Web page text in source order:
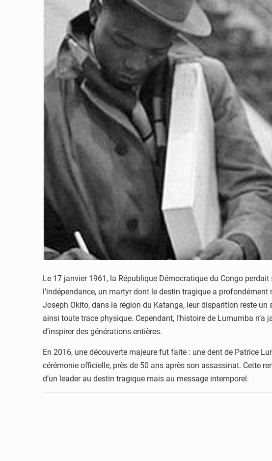
Le 17 janvier 1961, la République Démocratique du Congo
l’indépendance, un martyr dont le destin tragique a
Joseph Okito, dans la région du Katanga, leur disparition reste
ainsi toute trace physique. Cependant, l’histoire de Lumumba
d’inspirer des générations entières.
En 2016, une découverte majeure fut faite : une dent de Patrice
cérémonie officielle, près de 50 ans après son assassinat. Cette
d’un leader au destin tragique mais au message intemporel.